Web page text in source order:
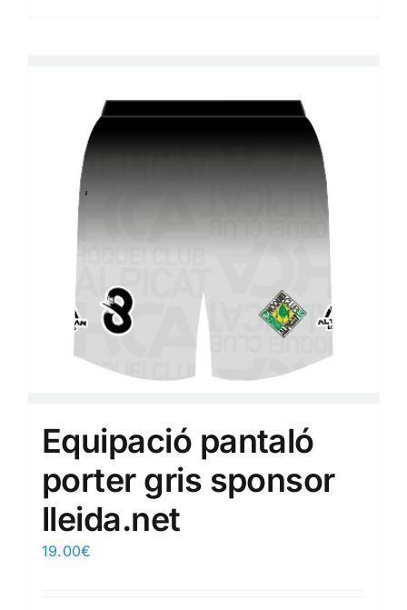
Equipació pantaló
porter gris sponsor
lleida.net
19.00€